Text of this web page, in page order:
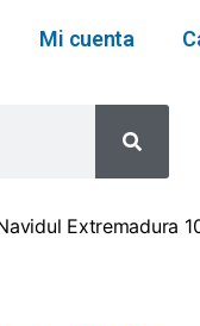
Mi cuenta
Extremadura